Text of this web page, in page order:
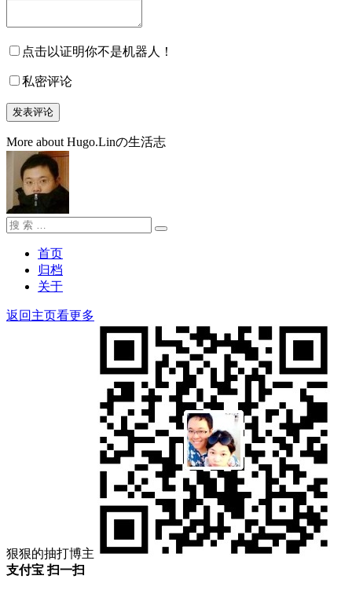
点击以证明你不是机器人！
私密评论
More about Hugo.Linの生活志
搜
搜
首页
归档
关于
返回主页看更多
狠狠的抽打博主
支付宝 扫一扫